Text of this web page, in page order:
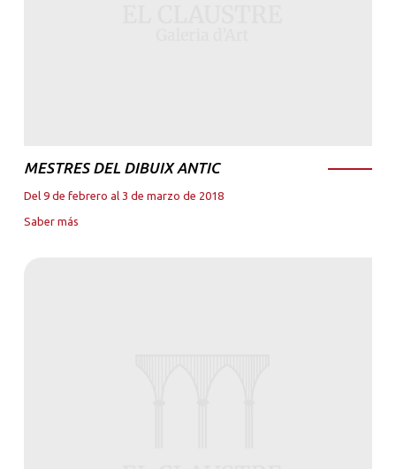
MESTRES DEL DIBUIX ANTIC
Del 9 de febrero al 3 de marzo de 2018
Saber más